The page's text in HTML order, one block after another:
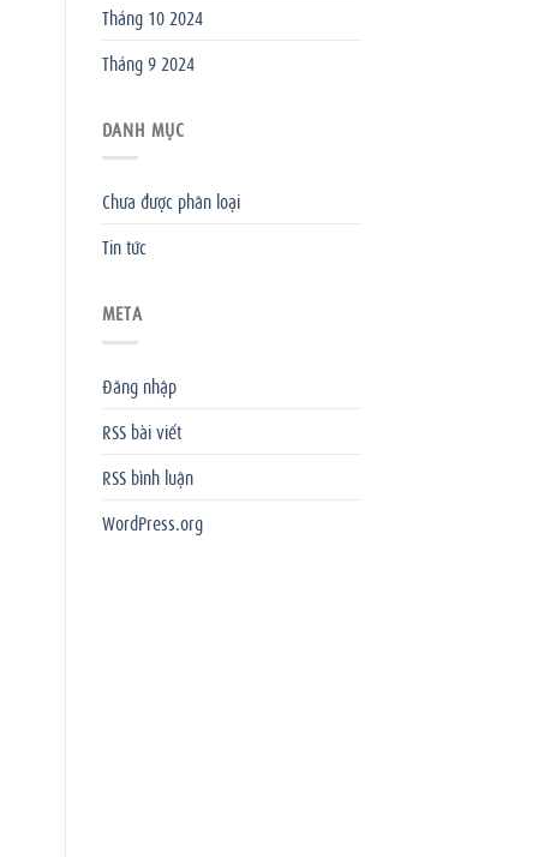
Tháng 10 2024
Tháng 9 2024
DANH MỤC
Chưa được phân loại
Tin tức
META
Đăng nhập
RSS bài viết
RSS bình luận
WordPress.org